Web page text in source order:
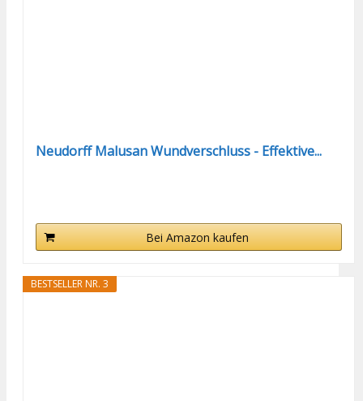
Neudorff Malusan Wundverschluss - Effektive...
Bei Amazon kaufen
BESTSELLER NR. 3